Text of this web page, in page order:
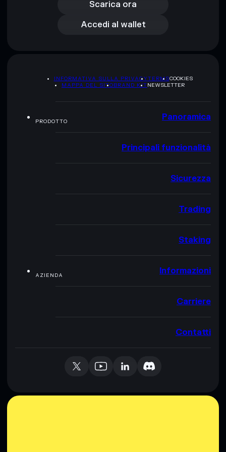
Scarica ora
Accedi al wallet
Accedi al wallet
INFORMATIVA SULLA PRIVACYTERMSCOOKIES
MAPPA DEL SITOBRAND KITNEWSLETTER
PRODOTTO Panoramica
Principali funzionalità
Sicurezza
Trading
Staking
AZIENDA Informazioni
Carriere
Contatti